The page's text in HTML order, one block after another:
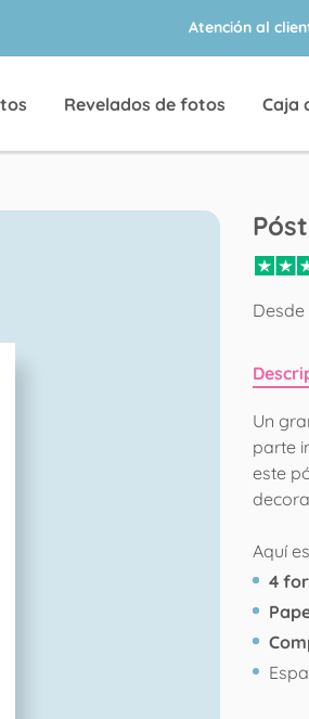
Atención al
Revelados de fotos Caja
Desde
Un
parte
este
Aquí
4